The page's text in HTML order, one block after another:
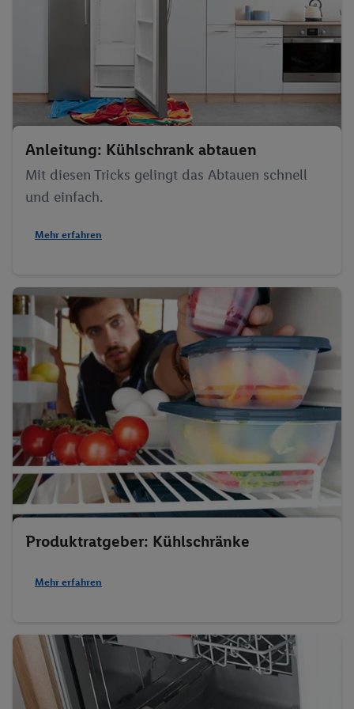
Anleitung: Kühlschrank abtauen
Mit diesen Tricks gelingt das Abtauen schnell
und einfach.
Mehr erfahren
Produktratgeber: Kühlschränke
Mehr erfahren